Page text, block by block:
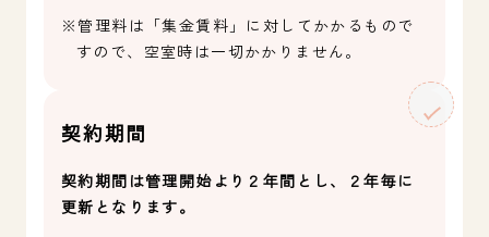
※管理料は「集金賃料」に対してかかるもので
すので、空室時は一切かかりません。
契約期間
契約期間は管理開始より２年間とし、２年毎に
更新となります。